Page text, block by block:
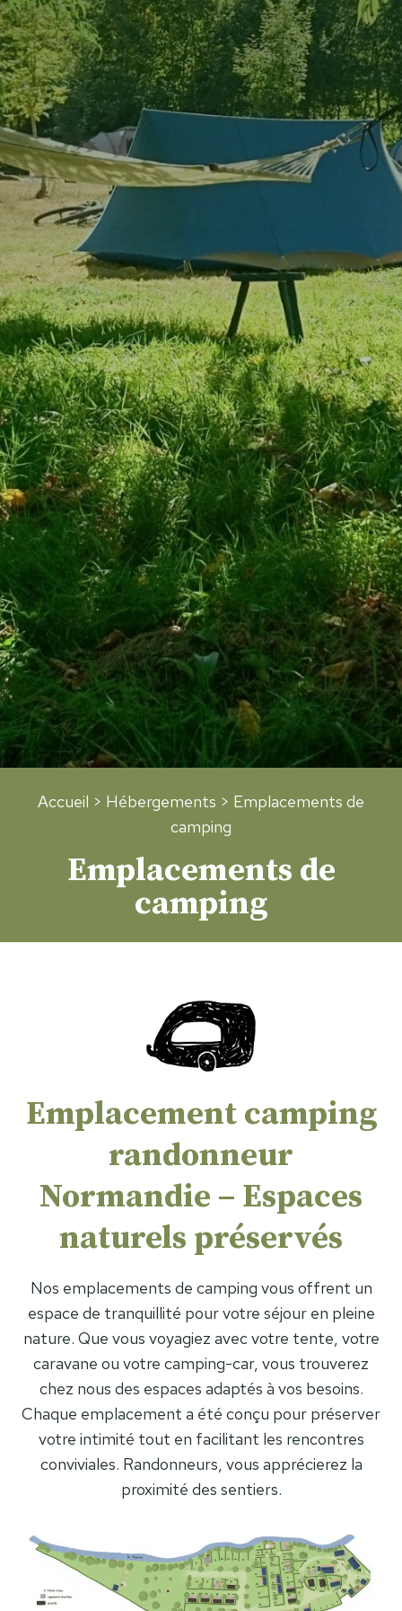
Accueil > Hébergements > Emplacements de
camping
Emplacements de
camping
Emplacement camping
randonneur
Normandie – Espaces
naturels préservés
Nos emplacements de camping vous offrent un
espace de tranquillité pour votre séjour en pleine
nature. Que vous voyagiez avec votre tente, votre
caravane ou votre camping-car, vous trouverez
chez nous des espaces adaptés à vos besoins.
Chaque emplacement a été conçu pour préserver
votre intimité tout en facilitant les rencontres
conviviales. Randonneurs, vous apprécierez la
proximité des sentiers.